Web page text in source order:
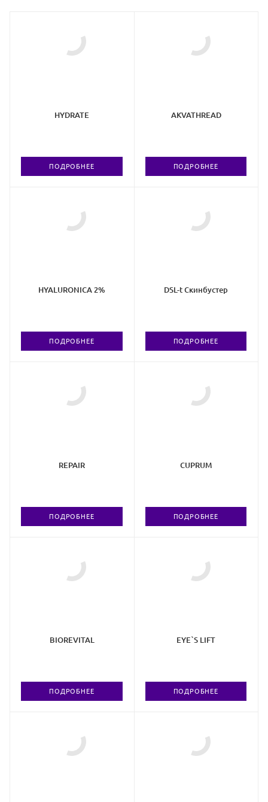
HYDRATE
ПОДРОБНЕЕ
AKVATHREAD
ПОДРОБНЕЕ
HYALURONICA 2%
ПОДРОБНЕЕ
DSL-t Скинбустер
ПОДРОБНЕЕ
REPAIR
ПОДРОБНЕЕ
CUPRUM
ПОДРОБНЕЕ
BIOREVITAL
ПОДРОБНЕЕ
EYE`S LIFT
ПОДРОБНЕЕ